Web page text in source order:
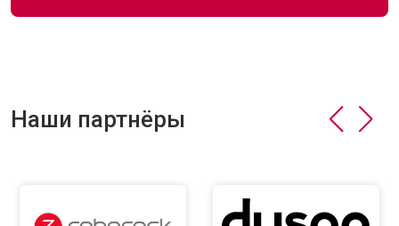
Наши партнёры